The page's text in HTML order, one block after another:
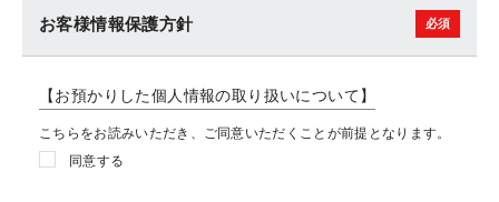
お客様情報保護方針
【お預かりした個人情報の取り扱いについて】
こちらをお読みいただき、ご同意いただくことが前提となります。
同意する